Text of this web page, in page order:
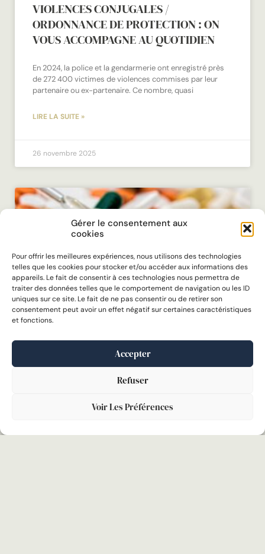
Gérer le consentement aux
cookies
Pour offrir les meilleures expériences, nous utilisons des technologies
telles que les cookies pour stocker et/ou accéder aux informations des
appareils. Le fait de consentir à ces technologies nous permettra de
traiter des données telles que le comportement de navigation ou les ID
uniques sur ce site. Le fait de ne pas consentir ou de retirer son
consentement peut avoir un effet négatif sur certaines caractéristiques
et fonctions.
Accepter
Refuser
Voir Les Préférences
VIOLENCES CONJUGALES /
ORDONNANCE DE PROTECTION : ON
VOUS ACCOMPAGNE AU QUOTIDIEN
En 2024, la police et la gendarmerie ont enregistré près
de 272 400 victimes de violences commises par leur
partenaire ou ex-partenaire. Ce nombre, quasi
LIRE LA SUITE »
26 novembre 2025
BARÈME DITS « MACRON » : LES
ARRÊTS MALADIE NE RÉDUISENT PAS
L’ANCIENNETÉ DU SALARIÉ
sans cause réelle et sérieuse, l’article L.1235-3 du code